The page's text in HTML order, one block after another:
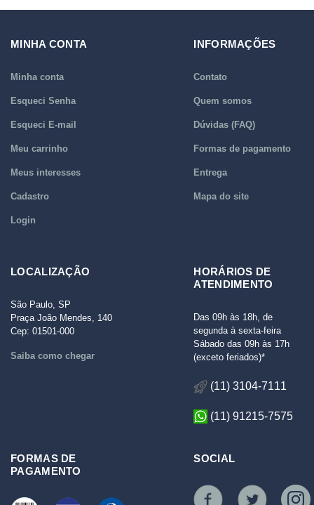
MINHA CONTA
Minha conta
Esqueci Senha
Esqueci E-mail
Meu carrinho
Meus interesses
Cadastro
Login
INFORMAÇÕES
Contato
Quem somos
Dúvidas (FAQ)
Formas de pagamento
Entrega
Mapa do site
LOCALIZAÇÃO
São Paulo, SP
Praça João Mendes, 140
Cep: 01501-000
Saiba como chegar
HORÁRIOS DE
ATENDIMENTO
Das 09h às 18h, de
segunda à sexta-feira
Sábado das 09h às 17h
(exceto feriados)*
(11) 3104-7111
(11) 91215-7575
FORMAS DE
PAGAMENTO
SOCIAL